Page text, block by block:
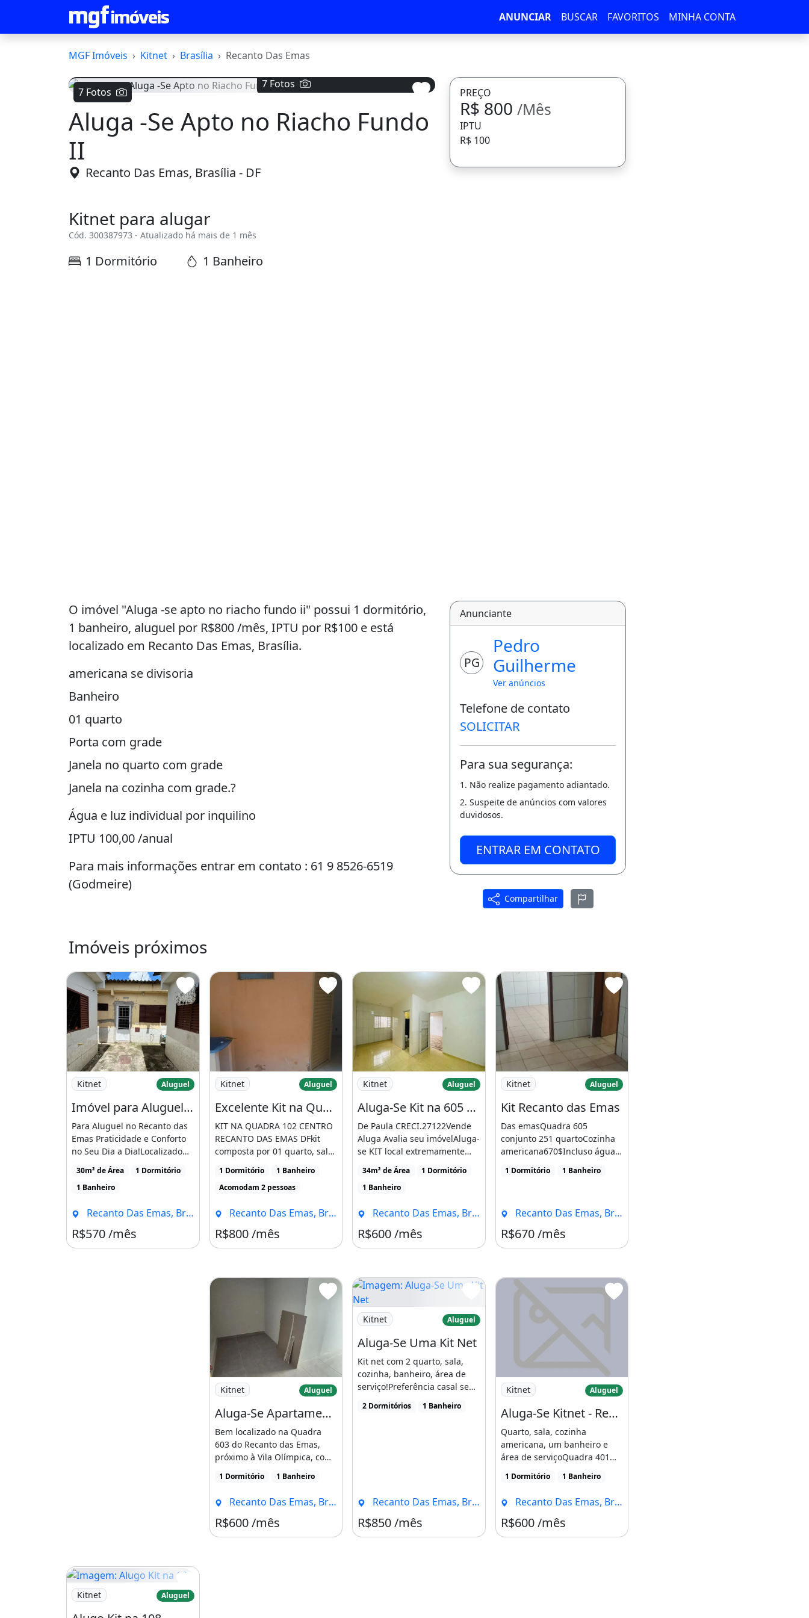
ANUNCIAR BUSCAR FAVORITOS MINHA CONTA
MGF Imóveis Kitnet Brasília Recanto Das Emas
7 Fotos
7 Fotos
Avançar
Aluga -Se Apto no Riacho Fundo
II
Recanto Das Emas, Brasília - DF
Kitnet para alugar
Cód. 300387973 - Atualizado há mais de 1 mês
1 Dormitório 1 Banheiro
PREÇO
R$ 800/Mês
IPTU
R$ 100
O imóvel "Aluga -se apto no riacho fundo ii" possui 1 dormitório,
1 banheiro, aluguel por R$800 /mês, IPTU por R$100 e está
localizado em Recanto Das Emas, Brasília.
americana se divisoria
Banheiro
01 quarto
Porta com grade
Janela no quarto com grade
Janela na cozinha com grade.?
Água e luz individual por inquilino
IPTU 100,00 /anual
Para mais informações entrar em contato : 61 9 8526-6519
(Godmeire)
Anunciante
PG
Pedro
Guilherme
Ver anúncios
Telefone de contato
SOLICITAR
Para sua segurança:
1. Não realize pagamento adiantado.
2. Suspeite de anúncios com valores
duvidosos.
ENTRAR EM CONTATO
Compartilhar
Imóveis próximos
Imagem: Imóvel para Aluguel com 30 Metros Quadrados
Kitnet Aluguel
Imóvel para Aluguel com 30 Metros Quadrados com 1 Quarto em Recanto das Emas - Brasília
Para Aluguel no Recanto das
Emas Praticidade e Conforto
no Seu Dia a Dia!Localizado
em uma das regiões [...]
30m² de Área
1 Dormitório
1 Banheiro
Recanto Das Emas, Brasília - DF
R$570 /mês
Imagem: Excelente Kit na Quadra 102 Recanto das
Kitnet Aluguel
Excelente Kit na Quadra 102 Recanto das Emas
KIT NA QUADRA 102 CENTRO
RECANTO DAS EMAS DFkit
composta por 01 quarto, sala
banheiro [...]
1 Dormitório
1 Banheiro
Acomodam 2 pessoas
Recanto Das Emas, Brasília - DF
R$800 /mês
Imagem: Aluga-Se Kit na 605 do Recanto das Emas
Kitnet Aluguel
Aluga-Se Kit na 605 do Recanto das Emas - Brasília-Df
De Paula CRECI.27122Vende
Aluga Avalia seu imóvelAluga-
se KIT local extremamente
familiar para [...]
34m² de Área
1 Dormitório
1 Banheiro
Recanto Das Emas, Brasília - DF
R$600 /mês
Imagem: Kit Recanto das Emas
Kitnet Aluguel
Kit Recanto das Emas
Das emasQuadra 605
conjunto 251 quartoCozinha
americana670$Incluso água e
[...]
1 Dormitório 1 Banheiro
Recanto Das Emas, Brasília - DF
R$670 /mês
Imagem: Aluga-Se Apartamento Quadra 603 - Recanto
Kitnet Aluguel
Aluga-Se Apartamento Quadra 603 - Recanto das Emas
Bem localizado na Quadra
603 do Recanto das Emas,
próximo à Vila Olímpica, com
1 Dormitório 1 Banheiro
Recanto Das Emas, Brasília - DF
R$600 /mês
Imagem: Aluga-Se Uma Kit Net
Kitnet Aluguel
Aluga-Se Uma Kit Net
Kit net com 2 quarto, sala,
cozinha, banheiro, área de
serviço!Preferência casal sem
2 Dormitórios 1 Banheiro
Recanto Das Emas, Brasília - DF
R$850 /mês
Imagem: Aluga-Se Kitnet - Recanto das Emas, Quadra
Kitnet Aluguel
Aluga-Se Kitnet - Recanto das Emas, Quadra 401
Quarto, sala, cozinha
americana, um banheiro e
área de serviçoQuadra 401
[...]
1 Dormitório 1 Banheiro
Recanto Das Emas, Brasília - DF
R$600 /mês
Imagem: Alugo Kit na 108
Kitnet Aluguel